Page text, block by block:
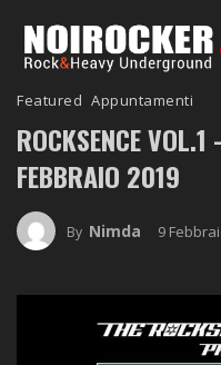
Featured Appuntamenti
ROCKSENCE
FEBBRAIO 2019
By Nimda 9